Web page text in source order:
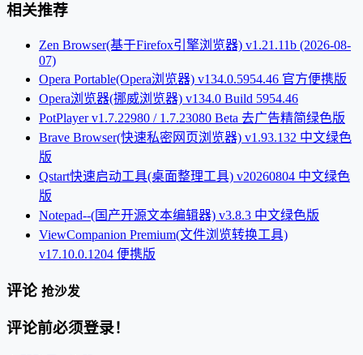
相关推荐
Zen Browser(基于Firefox引擎浏览器) v1.21.11b (2026-08-
07)
Opera Portable(Opera浏览器) v134.0.5954.46 官方便携版
Opera浏览器(挪威浏览器) v134.0 Build 5954.46
PotPlayer v1.7.22980 / 1.7.23080 Beta 去广告精简绿色版
Brave Browser(快速私密网页浏览器) v1.93.132 中文绿色
版
Qstart快速启动工具(桌面整理工具) v20260804 中文绿色
版
Notepad--(国产开源文本编辑器) v3.8.3 中文绿色版
ViewCompanion Premium(文件浏览转换工具)
v17.10.0.1204 便携版
评论 抢沙发
评论前必须登录！